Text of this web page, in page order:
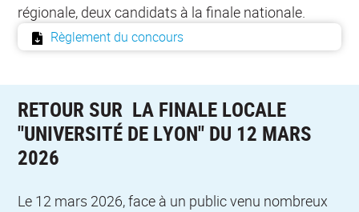
régionale, deux candidats à la finale nationale.
Règlement du concours
RETOUR SUR LA FINALE LOCALE
"UNIVERSITÉ DE LYON" DU 12 MARS
2026
Le 12 mars 2026, face à un public venu nombreux